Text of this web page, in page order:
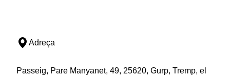
Adreça
Passeig, Pare Manyanet, 49, 25620, Gurp, Tremp, el